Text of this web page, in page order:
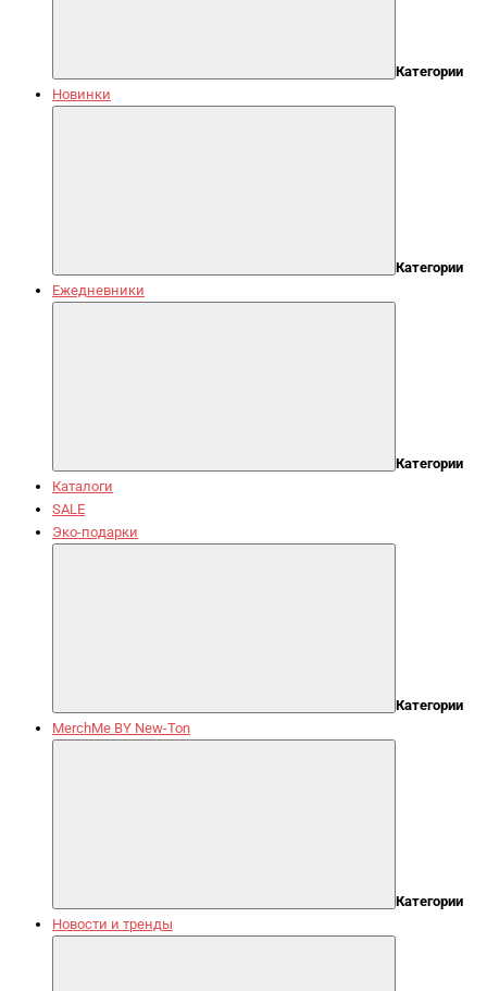
Категории
Новинки
Категории
Ежедневники
Категории
Каталоги
SALE
Эко-подарки
Категории
MerchMe BY New-Ton
Категории
Новости и тренды